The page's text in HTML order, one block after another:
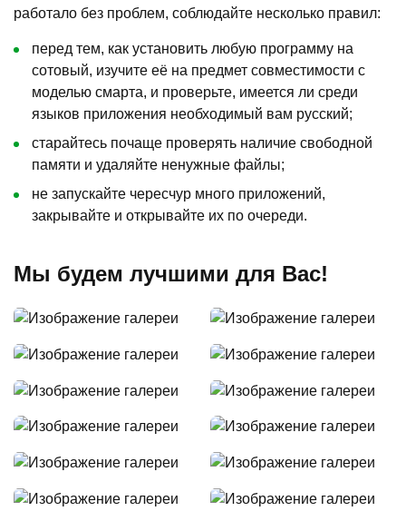
работало без проблем, соблюдайте несколько правил:
перед тем, как установить любую программу на
сотовый, изучите её на предмет совместимости с
моделью смарта, и проверьте, имеется ли среди
языков приложения необходимый вам русский;
старайтесь почаще проверять наличие свободной
памяти и удаляйте ненужные файлы;
не запускайте чересчур много приложений,
закрывайте и открывайте их по очереди.
Мы будем лучшими для Вас!